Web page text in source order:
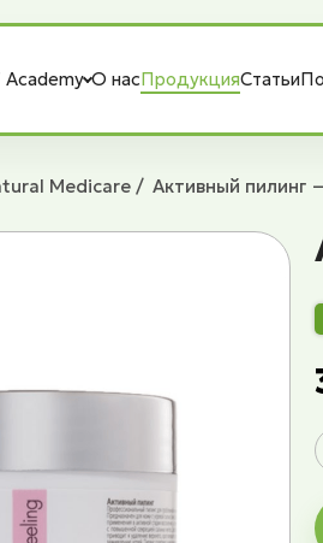
Academy О насПродукцияСтатьи
Medicare Активный пилинг